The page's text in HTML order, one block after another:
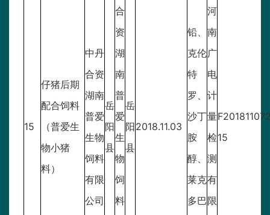
15
仔猪后期
配合饲料
（普爱生
物小猪
料）
中丹
合资
湖南
普爱
生物
饲料
有限
公司
岳
阳
县
合
资
湖
南
普
爱
生
物
饲
料
岳
阳
县
2018.11.03
铅、
克伦
特
罗、
沙丁
胺
醇、
莱克
多巴
河
南
广
电
计
量
检
测
有
限
15